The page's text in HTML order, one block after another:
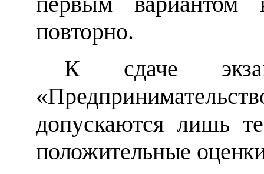
повторно.
К сдаче
допускаются лишь
положительные